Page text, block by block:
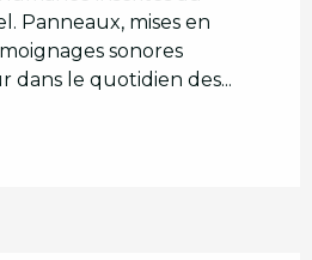
Panneaux, mises en
sonores
dans le quotidien des...